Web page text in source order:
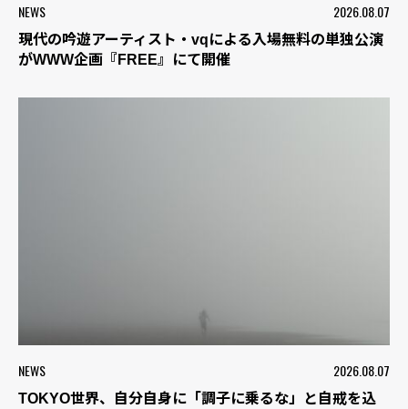
NEWS 2026.08.07
現代の吟遊アーティスト・vqによる入場無料の単独公演
がWWW企画『FREE』にて開催
NEWS 2026.08.07
TOKYO世界、自分自身に「調子に乗るな」と自戒を込